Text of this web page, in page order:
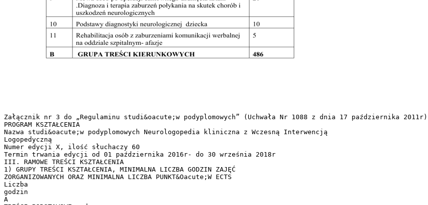
Załącznik nr 3 do „Regulaminu studi&oacute;w podyplomowych” (Uchwała Nr 1088 z dnia 17 października 2011r)
PROGRAM KSZTAŁCENIA
Nazwa studi&oacute;w podyplomowych Neurologopedia kliniczna z Wczesną Interwencją
Logopedyczną
Numer edycji X, ilość słuchaczy 60
Termin trwania edycji od 01 października 2016r- do 30 września 2018r
III. RAMOWE TREŚCI KSZTAŁCENIA
1) GRUPY TREŚCI KSZTAŁCENIA, MINIMALNA LICZBA GODZIN ZAJĘĆ
ZORGANIZOWANYCH ORAZ MINIMALNA LICZBA PUNKT&Oacute;W ECTS
Liczba
godzin
A